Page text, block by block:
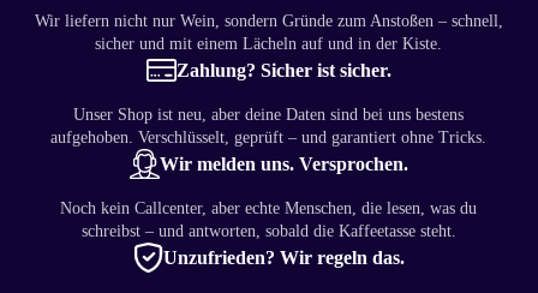
Wir liefern nicht nur Wein, sondern Gründe zum Anstoßen – schnell,
sicher und mit einem Lächeln auf und in der Kiste.
Zahlung? Sicher ist sicher.
Unser Shop ist neu, aber deine Daten sind bei uns bestens
aufgehoben. Verschlüsselt, geprüft – und garantiert ohne Tricks.
Wir melden uns. Versprochen.
Noch kein Callcenter, aber echte Menschen, die lesen, was du
schreibst – und antworten, sobald die Kaffeetasse steht.
Unzufrieden? Wir regeln das.